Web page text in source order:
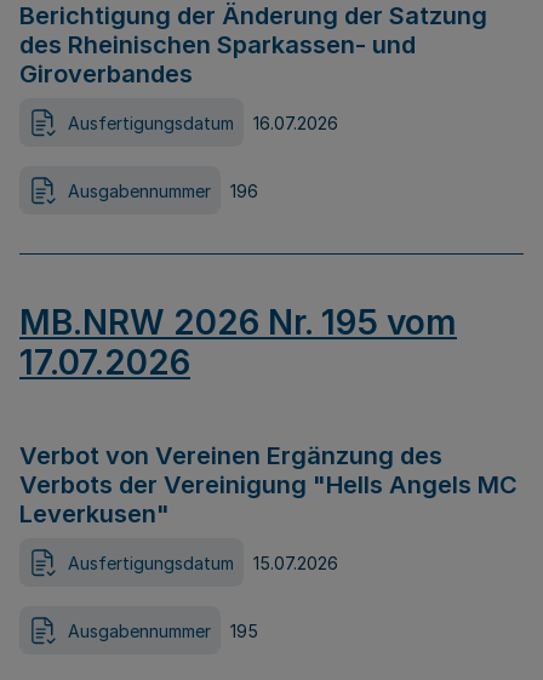
Berichtigung der Änderung der Satzung
des Rheinischen Sparkassen- und
Giroverbandes
Ausfertigungsdatum 16.07.2026
Ausgabennummer 196
MB.NRW 2026 Nr. 195 vom
17.07.2026
Verbot von Vereinen Ergänzung des
Verbots der Vereinigung "Hells Angels MC
Leverkusen"
Ausfertigungsdatum 15.07.2026
Ausgabennummer 195